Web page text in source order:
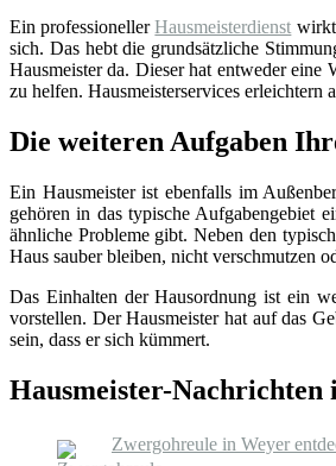
Ein professionellerHausmeisterdienst wirkt
sich. Das hebt die grundsätzliche
Hausmeister da. Dieser hat entweder eine
zu helfen. Hausmeisterservices erleichtern
Die weiteren Aufgaben
Ein Hausmeister ist ebenfalls im
gehören in das typische Aufgabengebiet
ähnliche Probleme gibt. Neben den
Haus sauber bleiben, nicht verschmutzen
Das Einhalten der Hausordnung ist ein
vorstellen. Der Hausmeister hat auf das
sein, dass er sich kümmert.
Hausmeister-
Zwergohreule in Weyer